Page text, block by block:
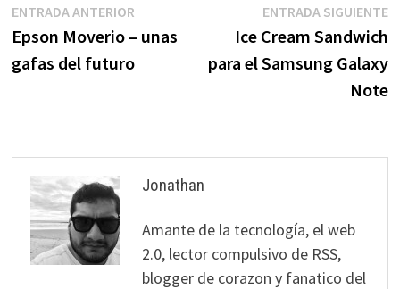
Navegación
de
entradas
ENTRADA ANTERIOREntrada
anterior:
Epson Moverio – unas
gafas del futuro
ENTRADA SIGUIENTE
Ice Cream Sandwich
para el Samsung Galaxy
Note
Jonathan
Amante de la tecnología, el web
2.0, lector compulsivo de RSS,
blogger de corazon y fanatico del